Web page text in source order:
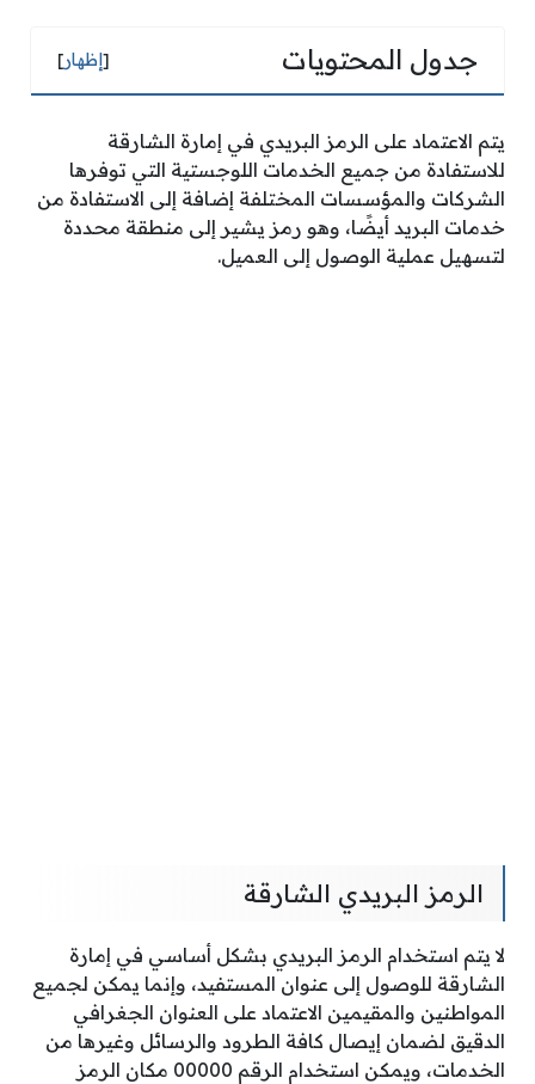
جدول المحتويات [إظهار]
يتم الاعتماد على الرمز البريدي في إمارة الشارقة
للاستفادة من جميع الخدمات اللوجستية التي توفرها
الشركات والمؤسسات المختلفة إضافة إلى الاستفادة من
خدمات البريد أيضًا، وهو رمز يشير إلى منطقة محددة
لتسهيل عملية الوصول إلى العميل.
الرمز البريدي الشارقة
لا يتم استخدام الرمز البريدي بشكل أساسي في إمارة
الشارقة للوصول إلى عنوان المستفيد، وإنما يمكن لجميع
المواطنين والمقيمين الاعتماد على العنوان الجغرافي
الدقيق لضمان إيصال كافة الطرود والرسائل وغيرها من
الخدمات، ويمكن استخدام الرقم 00000 مكان الرمز